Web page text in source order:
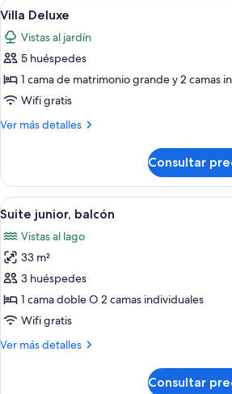
Abrir
todas
las
fotos
de
Villa
Deluxe
Villa
6
Villa Deluxe
Vistas al jardín
5 huéspedes
1 cama de matrimonio grande y 2 camas
Wifi gratis
Ver más detalles
Más
Deluxe
Consultar
Abrir
todas
las
fotos
de
Suite
junior,
Una
6
Suite junior, balcón
Vistas al lago
33 m²
3 huéspedes
1 cama doble O 2 camas individuales
Wifi gratis
Ver más detalles
Más
Consultar